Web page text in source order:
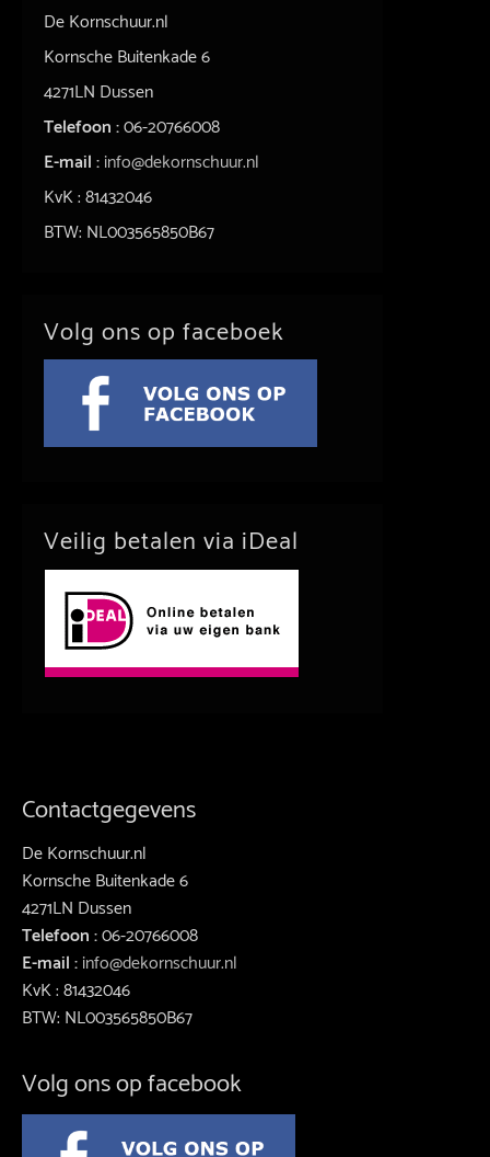
De Kornschuur.nl
Kornsche Buitenkade 6
4271LN Dussen
Telefoon :06-20766008
E-mail :info@dekornschuur.nl
KvK : 81432046
BTW: NL003565850B67
Volg ons op faceboek
Veilig betalen via iDeal
Contactgegevens
De Kornschuur.nl
Kornsche Buitenkade 6
4271LN Dussen
Telefoon :06-20766008
E-mail :info@dekornschuur.nl
KvK : 81432046
BTW: NL003565850B67
Volg ons op facebook